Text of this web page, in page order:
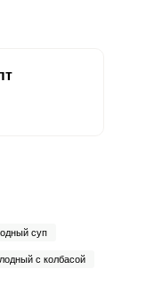
суп
с колбасой